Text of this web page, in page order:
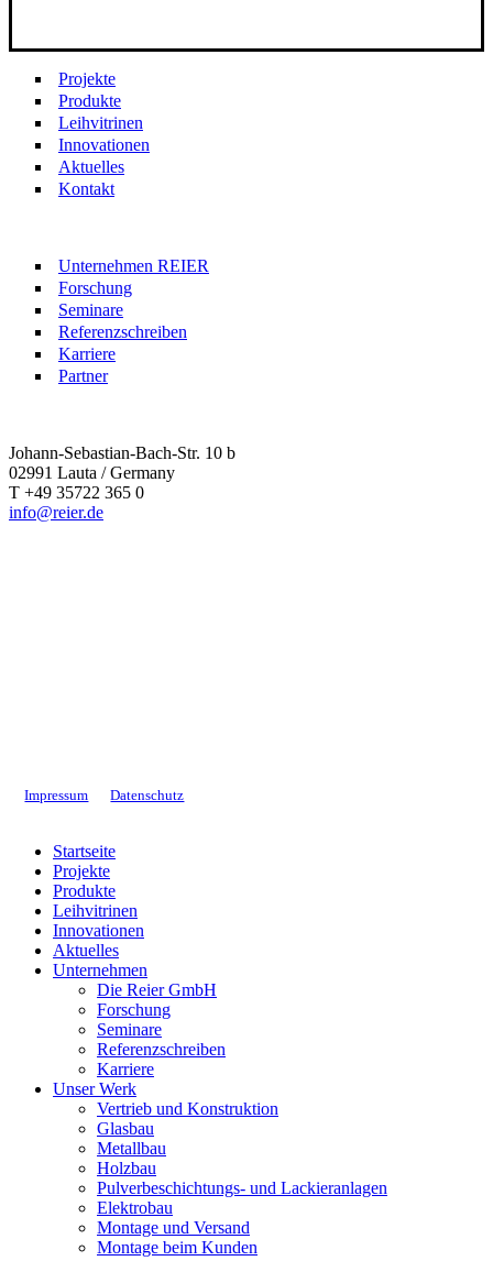
Projekte
Produkte
Leihvitrinen
Innovationen
Aktuelles
Kontakt
Unternehmen REIER
Forschung
Seminare
Referenzschreiben
Karriere
Partner
Johann-Sebastian-Bach-Str. 10 b
02991 Lauta / Germany
T +49 35722 365 0
info@reier.de
Impressum Datenschutz
Close
Menu
Startseite
Projekte
Produkte
Leihvitrinen
Innovationen
Aktuelles
Unternehmen
Die Reier GmbH
Forschung
Seminare
Referenzschreiben
Karriere
Unser Werk
Vertrieb und Konstruktion
Glasbau
Metallbau
Holzbau
Pulverbeschichtungs- und Lackieranlagen
Elektrobau
Montage und Versand
Montage beim Kunden